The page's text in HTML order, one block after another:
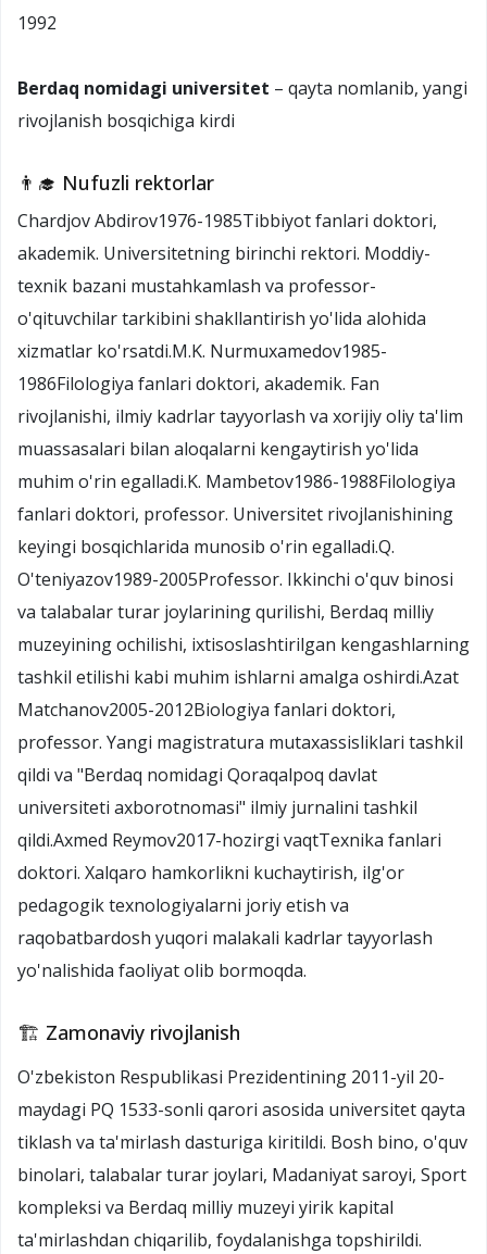
1992
Berdaq nomidagi universitet – qayta nomlanib, yangi
rivojlanish bosqichiga kirdi
👨‍🎓 Nufuzli rektorlar
Chardjov Abdirov1976-1985Tibbiyot fanlari doktori,
akademik. Universitetning birinchi rektori. Moddiy-
texnik bazani mustahkamlash va professor-
o'qituvchilar tarkibini shakllantirish yo'lida alohida
xizmatlar ko'rsatdi.M.K. Nurmuxamedov1985-
1986Filologiya fanlari doktori, akademik. Fan
rivojlanishi, ilmiy kadrlar tayyorlash va xorijiy oliy ta'lim
muassasalari bilan aloqalarni kengaytirish yo'lida
muhim o'rin egalladi.K. Mambetov1986-1988Filologiya
fanlari doktori, professor. Universitet rivojlanishining
keyingi bosqichlarida munosib o'rin egalladi.Q.
O'teniyazov1989-2005Professor. Ikkinchi o'quv binosi
va talabalar turar joylarining qurilishi, Berdaq milliy
muzeyining ochilishi, ixtisoslashtirilgan kengashlarning
tashkil etilishi kabi muhim ishlarni amalga oshirdi.Azat
Matchanov2005-2012Biologiya fanlari doktori,
professor. Yangi magistratura mutaxassisliklari tashkil
qildi va "Berdaq nomidagi Qoraqalpoq davlat
universiteti axborotnomasi" ilmiy jurnalini tashkil
qildi.Axmed Reymov2017-hozirgi vaqtTexnika fanlari
doktori. Xalqaro hamkorlikni kuchaytirish, ilg'or
pedagogik texnologiyalarni joriy etish va
raqobatbardosh yuqori malakali kadrlar tayyorlash
yo'nalishida faoliyat olib bormoqda.
🏗️ Zamonaviy rivojlanish
O'zbekiston Respublikasi Prezidentining 2011-yil 20-
maydagi PQ 1533-sonli qarori asosida universitet qayta
tiklash va ta'mirlash dasturiga kiritildi. Bosh bino, o'quv
binolari, talabalar turar joylari, Madaniyat saroyi, Sport
kompleksi va Berdaq milliy muzeyi yirik kapital
ta'mirlashdan chiqarilib, foydalanishga topshirildi.